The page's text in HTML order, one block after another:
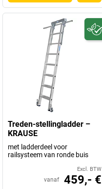
Treden-stellingladder –
KRAUSE
met ladderdeel voor
railsysteem van ronde buis
Excl. BTW
vanaf 459,- €